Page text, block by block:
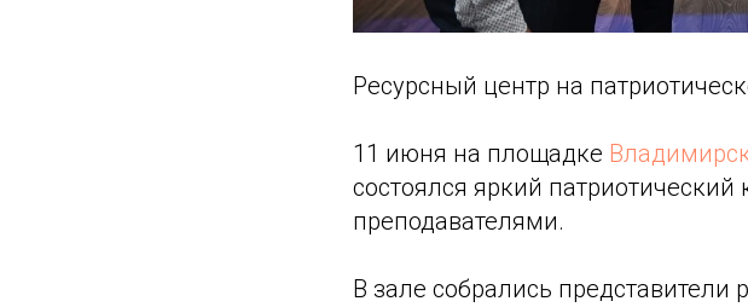
Ресурсный центр на
11 июня на площадке
состоялся яркий
преподавателями.
В зале собрались представители